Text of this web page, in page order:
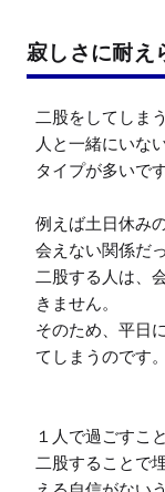
寂しさに耐え
二股をしてしま
人と一緒にいな
タイプが多いです
例えば土日休み
会えない関係だ
二股する人は、
きません。
そのため、平日
てしまうのです。
１人で過ごすこ
二股することで